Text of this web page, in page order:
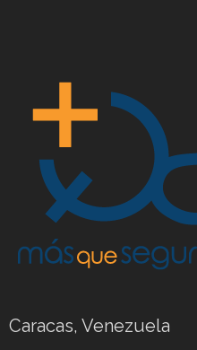
Caracas, Venezuela